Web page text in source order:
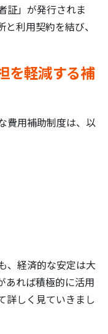
証」が発行されま
利用契約を結び、
を軽減する補
費用補助制度は、以
、経済的な安定は大
あれば積極的に活用
詳しく見ていきまし